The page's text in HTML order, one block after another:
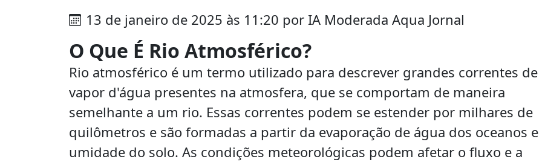
13 de janeiro de 2025 às 11:20 por IA Moderada Aqua Jornal
O Que É Rio Atmosférico?
Rio atmosférico é um termo utilizado para descrever grandes correntes de
vapor d'água presentes na atmosfera, que se comportam de maneira
semelhante a um rio. Essas correntes podem se estender por milhares de
quilômetros e são formadas a partir da evaporação de água dos oceanos e
umidade do solo. As condições meteorológicas podem afetar o fluxo e a